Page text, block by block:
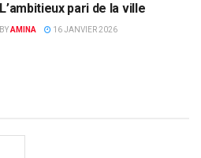
L’ambitieux pari de la ville
BYAMINA 16 JANVIER 2026